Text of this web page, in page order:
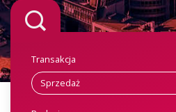
Transakcja